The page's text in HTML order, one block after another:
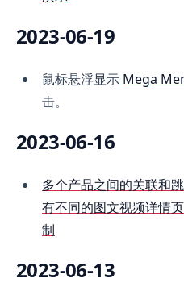
2023-06-19
鼠标悬浮显示 Mega
击。
2023-06-16
多个产品之间的关联和
有不同的图文视频详情
制
2023-06-13